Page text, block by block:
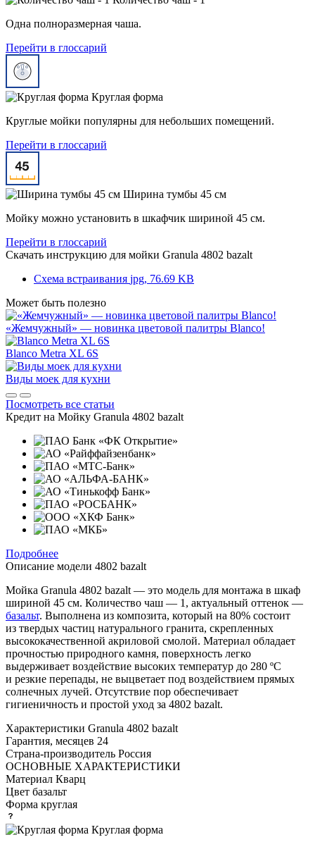
Одна полноразмерная чаша.
Перейти в глоссарий
Круглая форма
Круглые мойки популярны для небольших помещений.
Перейти в глоссарий
Ширина тумбы 45 см
Мойку можно установить в шкафчик шириной 45 см.
Перейти в глоссарий
Скачать инструкцию для мойки Granula 4802 bazalt
Схема встраивания jpg, 76.69 KB
Может быть полезно
«Жемчужный» — новинка цветовой палитры Blanco!
Blanco Metra XL 6S
Виды моек для кухни
Посмотреть все статьи
Кредит на Мойку Granula 4802 bazalt
Подробнее
Описание модели 4802 bazalt
Мойка Granula 4802 bazalt — это модель для монтажа в шкаф
шириной 45 см. Количество чаш — 1, актуальный оттенок —
базальт. Выполнена из композита, который на 80% состоит
из твердых частиц натурального гранита, скрепленных
высококачественной акриловой смолой. Материал обладает
прочностью природного камня, поверхность легко
выдерживает воздействие высоких температур до 280 ºС
и резкие перепады, не выцветает под воздействием прямых
солнечных лучей. Отсутствие пор обеспечивает
гигиеничность и простой уход за 4802 bazalt.
Характеристики Granula 4802 bazalt
Гарантия, месяцев 24
Страна-производитель Россия
ОСНОВНЫЕ ХАРАКТЕРИСТИКИ
Материал Кварц
Цвет базальт
Форма круглая
Круглая форма